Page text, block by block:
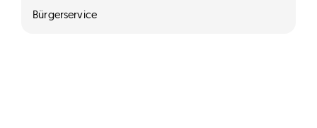
Bürgerservice